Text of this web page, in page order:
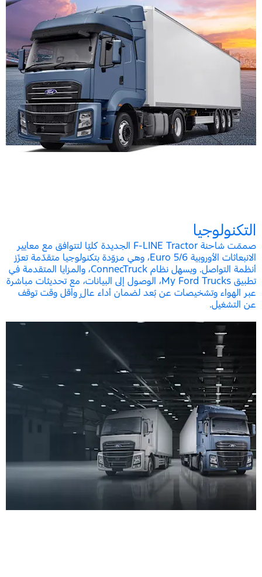
التكنولوجيا
صممّت شاحنة F-LINE Tractor الجديدة كليّا لتتوافق مع معايير
الانبعاثات الأوروبية Euro 5/6، وهي مزوّدة بتكنولوجيا متقدّمة تعزّز
أنظمة التواصل. ويسهل نظام ConnecTruck، والمزايا المتقدمة في
تطبيق My Ford Trucks، الوصول إلى البيانات، مع تحديثات مباشرة
عبر الهواء وتشخيصات عن بُعد لضمان أداء عالٍ وأقل وقت توقف
عن التشغيل.